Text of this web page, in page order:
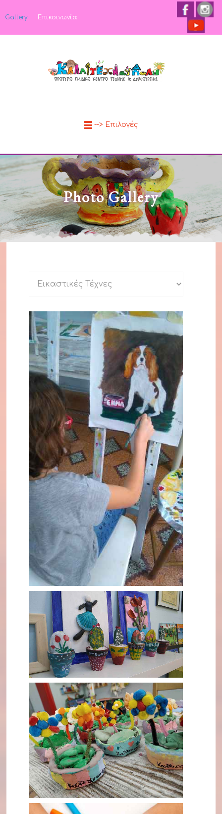
Gallery Επικοινωνία
--> Επιλογές
Photo Gallery